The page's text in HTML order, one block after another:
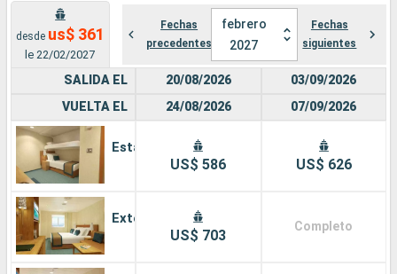
desde us$ 361
le 22/02/2027
Fechas
precedentes
febrero
2027
Fechas
siguientes
SALIDA EL
VUELTA EL
Estándar
Exterior
20/08/2026
24/08/2026
US$ 586
US$ 703
03/09/2026
07/09/2026
US$ 626
Completo
Puertos Compañías
Buscar